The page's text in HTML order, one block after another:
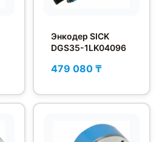
Энкодер SICK
DGS35-1LK04096
479 080 ₸